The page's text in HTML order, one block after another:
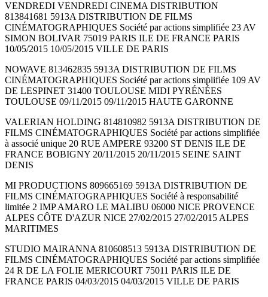
VENDREDI VENDREDI CINEMA DISTRIBUTION
813841681 5913A DISTRIBUTION DE FILMS
CINÉMATOGRAPHIQUES Société par actions simplifiée 23 AV
SIMON BOLIVAR 75019 PARIS ILE DE FRANCE PARIS
10/05/2015 10/05/2015 VILLE DE PARIS
NOWAVE 813462835 5913A DISTRIBUTION DE FILMS
CINÉMATOGRAPHIQUES Société par actions simplifiée 109 AV
DE LESPINET 31400 TOULOUSE MIDI PYRÉNÉES
TOULOUSE 09/11/2015 09/11/2015 HAUTE GARONNE
VALERIAN HOLDING 814810982 5913A DISTRIBUTION DE
FILMS CINÉMATOGRAPHIQUES Société par actions simplifiée
à associé unique 20 RUE AMPERE 93200 ST DENIS ILE DE
FRANCE BOBIGNY 20/11/2015 20/11/2015 SEINE SAINT
DENIS
MI PRODUCTIONS 809665169 5913A DISTRIBUTION DE
FILMS CINÉMATOGRAPHIQUES Société à responsabilité
limitée 2 IMP AMARO LE MALIBU 06000 NICE PROVENCE
ALPES CÔTE D'AZUR NICE 27/02/2015 27/02/2015 ALPES
MARITIMES
STUDIO MAIRANNA 810608513 5913A DISTRIBUTION DE
FILMS CINÉMATOGRAPHIQUES Société par actions simplifiée
24 R DE LA FOLIE MERICOURT 75011 PARIS ILE DE
FRANCE PARIS 04/03/2015 04/03/2015 VILLE DE PARIS